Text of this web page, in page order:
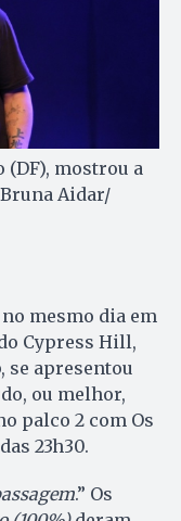
(DF), mostrou a
Aidar/
mesmo dia em
Cypress Hill,
se apresentou
ou melhor,
palco 2 com Os
23h30.
.” Os